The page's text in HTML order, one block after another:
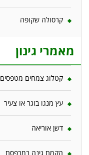
קרסולה שקופה
מאמרי גינון
קטלוג צמחים מטפסים
עץ מנגו בוגר או צעיר
דשן אוריאה
הקמת גינה במרפסת